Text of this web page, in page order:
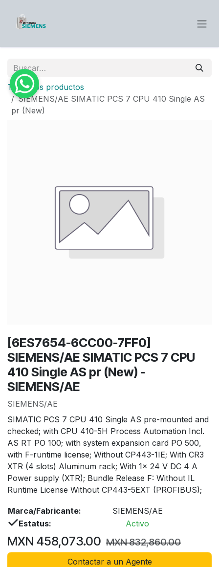
Todos los productos
SIEMENS/AE SIMATIC PCS 7 CPU 410 Single AS
pr (New)
[6ES7654-6CC00-7FF0]
SIEMENS/AE SIMATIC PCS 7 CPU
410 Single AS pr (New) -
SIEMENS/AE
SIEMENS/AE
SIMATIC PCS 7 CPU 410 Single AS pre-mounted and
checked; with CPU 410-5H Process Automation Incl.
AS RT PO 100; with system expansion card PO 500,
with F-runtime license; Without CP443-1IE; With CR3
XTR (4 slots) Aluminum rack; With 1x 24 V DC 4 A
Power supply (XTR); Bundle Release F: Without IL
Runtime License Without CP443-5EXT (PROFIBUS);
Marca/Fabricante:
SIEMENS/AE
Estatus:
Activo
MXN 458,073.00 MXN832,860.00
Contactar a un Agente